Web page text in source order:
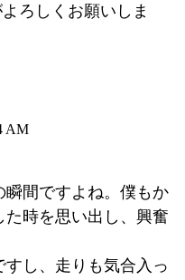
ろしくお願いしま
AM
間ですよね。僕もか
時を思い出し、興奮
し、走りも気合入っ